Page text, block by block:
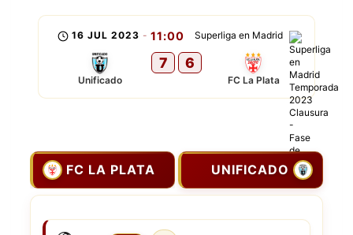
Superliga en Madrid
16 JUL 2023 - 11:00
Unificado
7 6
FC La Plata
FC LA PLATA UNIFICADO